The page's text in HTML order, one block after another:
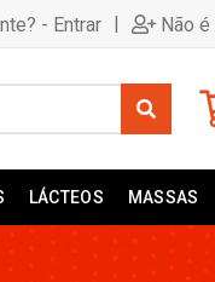
- Entrar | Não
LÁCTEOS MASSAS